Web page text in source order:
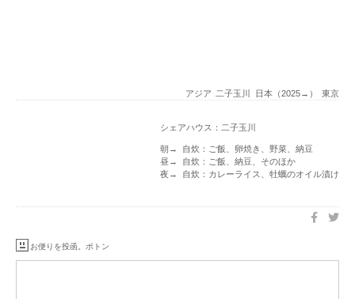
アジア 二子玉川 日本（2025→） 東京
シェアハウス：二子玉川
朝→ 自炊：ご飯、卵焼き、野菜、納豆
昼→ 自炊：ご飯、納豆、そのほか
夜→ 自炊：カレーライス、牡蠣のオイル漬け
お便りを投函。ポトン